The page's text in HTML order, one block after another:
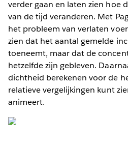
verder gaan en laten zien hoe
van de tijd veranderen. Met
het probleem van verlaten
zien dat het aantal gemelde
toeneemt, maar dat de
hetzelfde zijn gebleven.
dichtheid berekenen voor de
relatieve vergelijkingen kunt
animeert.